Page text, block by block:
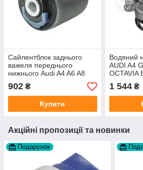
Сайлентблок заднього
важеля переднього
нижнього Audi A4 A6 A8
Superb Passat B5
виробник Meyle HD
Німеччина
902 ₴
Купити
Водяний
AUDI A4
OCTAVIA
Meyle
1 544₴
Акційні пропозиції та новинки
Подарунок